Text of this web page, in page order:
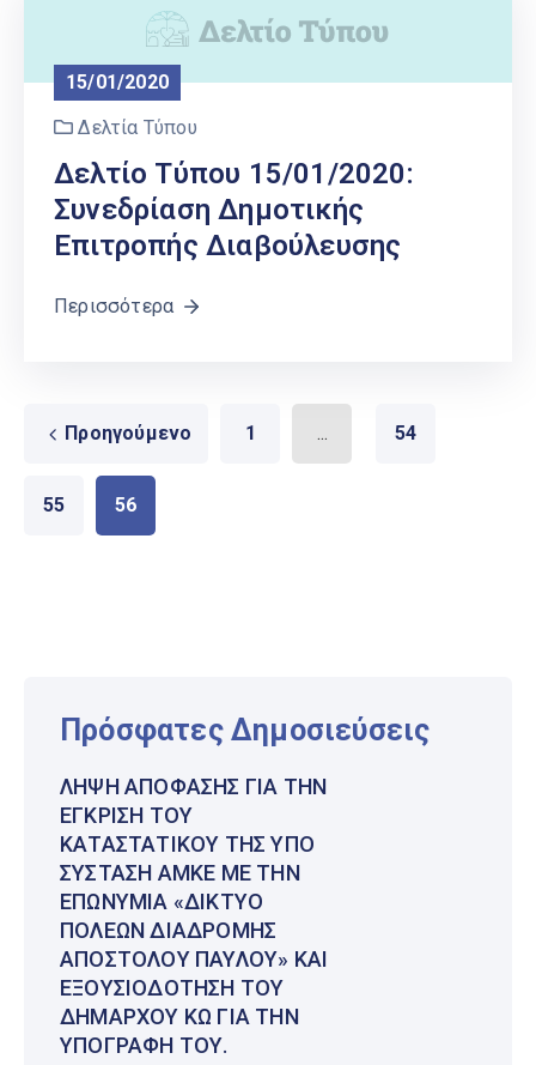
15/01/2020
Δελτία Τύπου
Δελτίο Τύπου 15/01/2020:
Συνεδρίαση Δημοτικής
Επιτροπής Διαβούλευσης
Περισσότερα
Προηγούμενο 1 ... 54
55 56
Πρόσφατες Δημοσιεύσεις
ΛΉΨΗ ΑΠΌΦΑΣΗΣ ΓΙΑ ΤΗΝ
ΈΓΚΡΙΣΗ ΤΟΥ
ΚΑΤΑΣΤΑΤΙΚΟΎ ΤΗΣ ΥΠΌ
ΣΎΣΤΑΣΗ ΑΜΚΕ ΜΕ ΤΗΝ
ΕΠΩΝΥΜΊΑ «ΔΊΚΤΥΟ
ΠΌΛΕΩΝ ΔΙΑΔΡΟΜΉΣ
ΑΠΟΣΤΌΛΟΥ ΠΑΎΛΟΥ» ΚΑΙ
ΕΞΟΥΣΙΟΔΌΤΗΣΗ ΤΟΥ
ΔΗΜΆΡΧΟΥ ΚΩ ΓΙΑ ΤΗΝ
ΥΠΟΓΡΑΦΉ ΤΟΥ.